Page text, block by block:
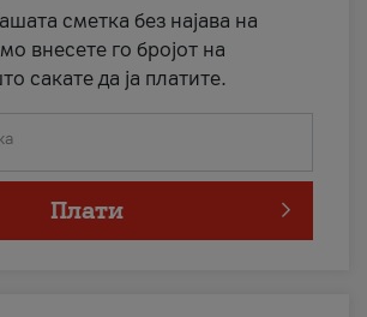
сметка без најава на
внесете го бројот на
сакате да ја платите.
Плати